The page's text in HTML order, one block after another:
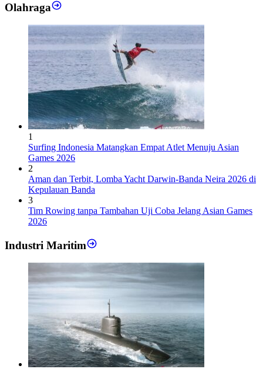
Olahraga
1
Surfing Indonesia Matangkan Empat Atlet Menuju Asian
Games 2026
2
Aman dan Terbit, Lomba Yacht Darwin-Banda Neira 2026 di
Kepulauan Banda
3
Tim Rowing tanpa Tambahan Uji Coba Jelang Asian Games
2026
Industri Maritim